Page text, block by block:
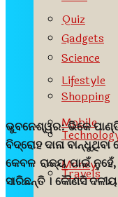
Quiz
Science
Shopping
Travels
Gadgets
Lifestyle
Mobile
Money
ଭୁବନେଶ୍ୱର:ଭିକେ
ବିଦ୍ରୋହ ଦାନା
କେବଳ ରାଜ୍ୟ ପାଇଁ
ସାରିଛନ୍ତି । କୌଣସି